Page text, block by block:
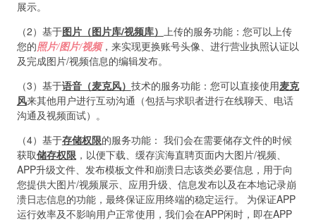
展示。
（2）基于图片（图片库/视频库） 上传的服务功能：您可以上传
您的照片/图片/视频，来实现更换账号头像、进行营业执照认证以
及完成图片/视频信息的编辑发布。
（3）基于语音（麦克风） 技术的服务功能：您可以直接使用麦克
风来其他用户进行互动沟通（包括与求职者进行在线聊天、电话
沟通及视频面试）。
（4）基于存储权限的服务功能： 我们会在需要储存文件的时候
获取储存权限，以便下载、缓存滨海直聘页面内大图片/视频、
APP升级文件、发布模板文件和崩溃日志该类必要信息，用于向
您提供大图片/视频展示、应用升级、信息发布以及在本地记录崩
溃日志信息的功能，最终保证应用终端的稳定运行。 为保证APP
运行效率及不影响用户正常使用，我们会在APP闲时，即在APP